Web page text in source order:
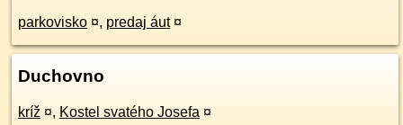
parkovisko ¤, predaj áut ¤
Duchovno
kríž ¤, Kostel svatého Josefa ¤